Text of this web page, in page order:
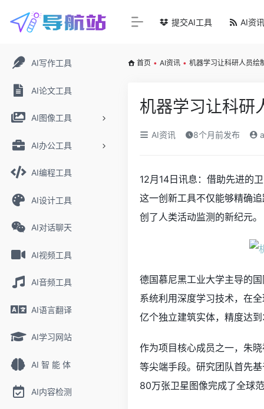
AI写作工具
AI论文工具
AI图像工具
AI办公工具
AI编程工具
AI设计工具
AI对话聊天
AI视频工具
AI音频工具
AI语言翻译
AI学习网站
AI 智 能 体
AI内容检测
提交AI工具 AI资讯
首页 • AI资讯 • 机器学习让科研人员绘
机器学习让科研
AI资讯 8个月前发布
12月14日讯息：借助先进的
这一创新工具不仅能够精确
创了人类活动监测的新纪元。
德国慕尼黑工业大学主导的
系统利用深度学习技术，在
亿个独立建筑实体，精度达
作为项目核心成员之一，朱
等尖端手段。研究团队首先
80万张卫星图像完成了全球